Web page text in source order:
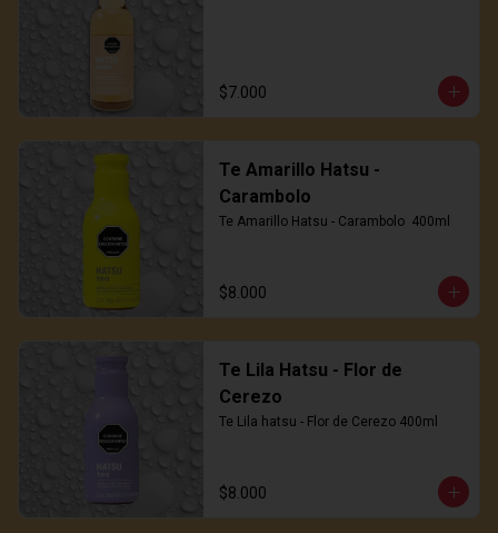
$7.000
Te Amarillo Hatsu -
Carambolo
Te Amarillo Hatsu - Carambolo  400ml
$8.000
Te Lila Hatsu - Flor de
Cerezo
Te Lila hatsu - Flor de Cerezo 400ml
$8.000